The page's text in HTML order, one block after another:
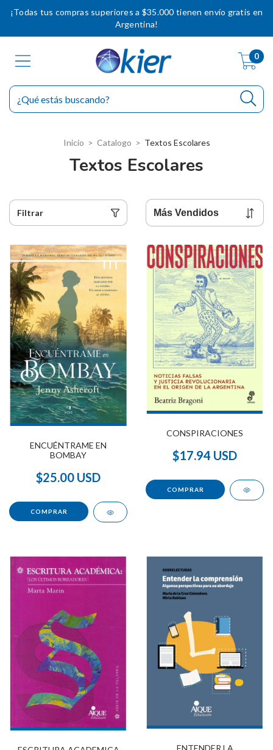
¡Todas tus compras superiores a $35.000 tienen envío gratis en
Argentina!
0
Inicio > Catalogo > Textos Escolares
Textos Escolares
Filtrar
ENCUÉNTRAME EN
BOMBAY
$25.00 USD
CONSPIRACIONES
$17.94 USD